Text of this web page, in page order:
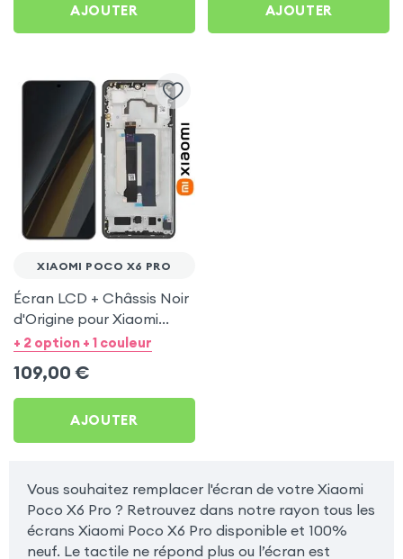
AJOUTER AJOUTER
XIAOMI POCO X6 PRO
Écran LCD + Châssis Noir
d'Origine pour Xiaomi
Poco X6 Pro
+ 2 option + 1 couleur
109,00 €
AJOUTER
Vous souhaitez remplacer l'écran de votre Xiaomi
Poco X6 Pro ? Retrouvez dans notre rayon tous les
écrans Xiaomi Poco X6 Pro disponible et 100%
neuf. Le tactile ne répond plus ou l’écran est